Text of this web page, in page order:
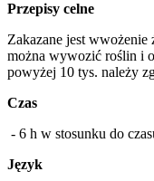
Przepisy celne
Zakazane jest
można wywozić roślin i
powyżej 10 tys. należy
Czas
- 6 h w stosunku do
Język